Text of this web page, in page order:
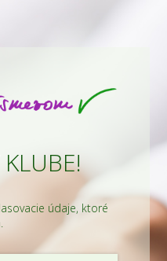
KLUBE!
údaje, ktoré